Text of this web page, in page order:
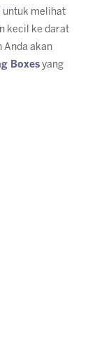
untuk melihat
kecil ke darat
Anda akan
Boxes yang